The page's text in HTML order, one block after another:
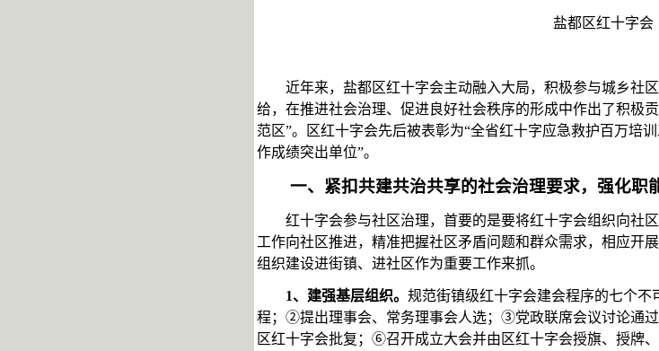
盐都区红十字会
近年来，盐都区红十字会主动融入大局，积极参与城乡社
给，在推进社会治理、促进良好社会秩序的形成中作出了积极
范区”。区红十字会先后被表彰为“全省红十字应急救护百万培
作成绩突出单位”。
一、紧扣共建共治共享的社会治理要求，强化职
红十字会参与社区治理，首要的是要将红十字会组织向社
工作向社区推进，精准把握社区矛盾问题和群众需求，相应开
组织建设进街镇、进社区作为重要工作来抓。
1、建强基层组织。规范街镇级红十字会建会程序的七个不
程；②提出理事会、常务理事会人选；③党政联席会议讨论通
区红十字会批复；⑥召开成立大会并由区红十字会授旗、授牌